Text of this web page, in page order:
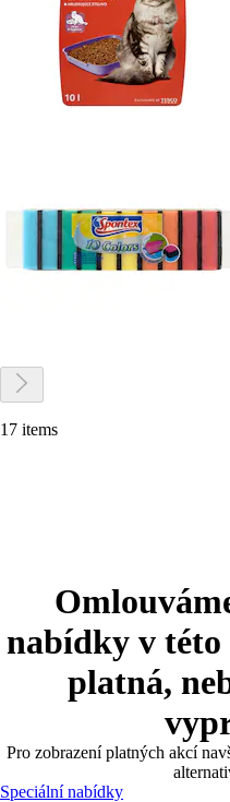
17 items
nabídky v
platná,
Pro zobrazení platných akcí
Speciální nabídky